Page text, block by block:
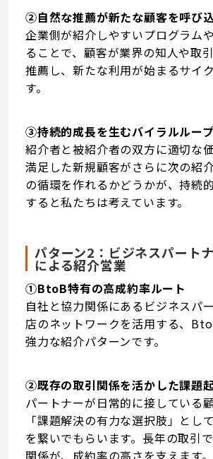
②自然な推薦が新たな顧客を呼び
企業側が紹介しやすいプログラム
ることで、顧客が業界の知人や取
推薦し、新たな利用が始まるサイ
す。
③持続的成長を生むバイラルルー
紹介者と被紹介者の双方に適切な
満足した新規顧客がさらに次の紹
の循環を作れるかどうかが、持続
すると私たちは考えています。
パターン2：ビジネスパート
による紹介営業
①BtoB特有の高成約率ルート
自社と協力関係にあるビジネスパ
店のネットワークを活用する、
強力な紹介パターンです。
②既存の取引関係を活かした課題
パートナーが日常的に接している
「課題解決の有力な選択肢」とし
を繋いでもらいます。長年の取引
関係が、成約率の高さを支えます。